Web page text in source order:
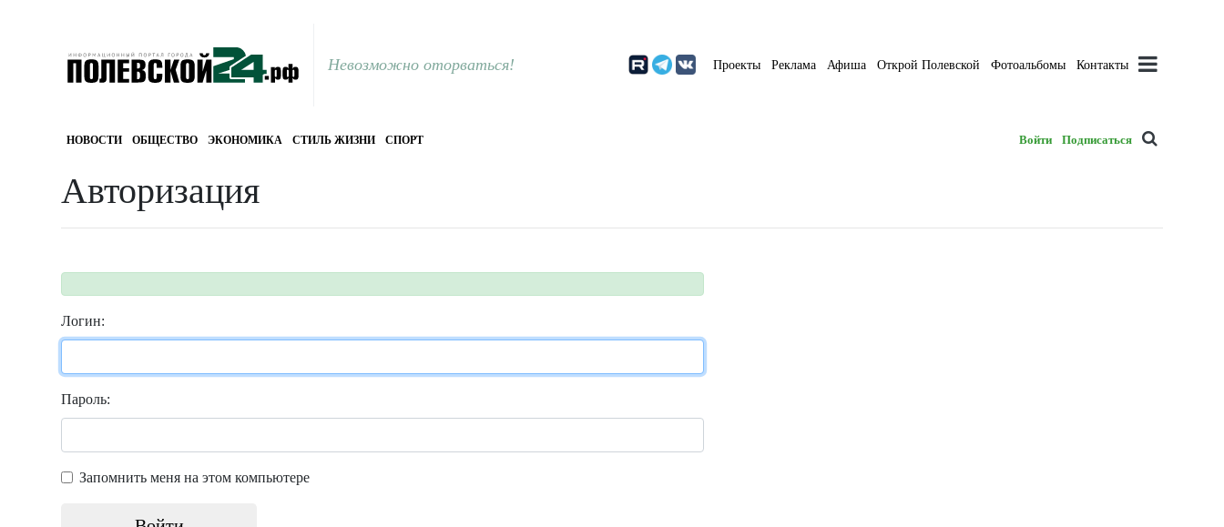
Невозможно оторваться! Проекты Реклама Афиша Открой Полевской Фотоальбомы Контакты
НОВОСТИ ОБЩЕСТВО ЭКОНОМИКА СТИЛЬ ЖИЗНИ СПОРТ Войти Подписаться
Авторизация
Логин:
Пароль:
Запомнить меня на этом компьютере